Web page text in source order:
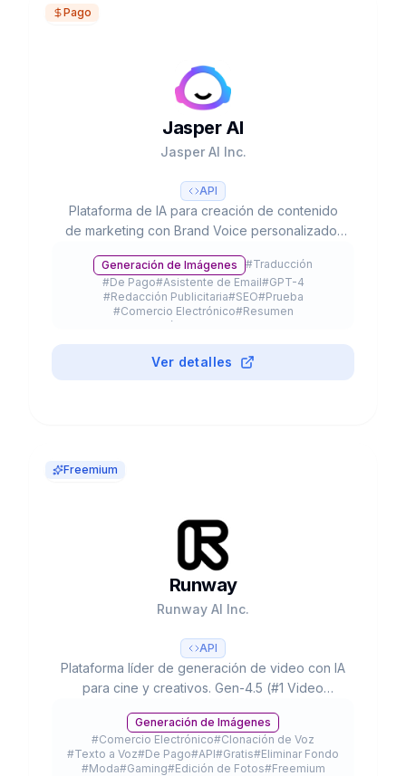
Pago
Jasper AI
Jasper AI Inc.
API
Plataforma de IA para creación de contenido
de marketing con Brand Voice personalizado,
en equipo. Usado por 20% del Fortune 500.
Generación de Imágenes #Traducción
#De Pago#Asistente de Email#GPT-4
#Redacción Publicitaria#SEO#Prueba
#Comercio Electrónico#Resumen
Extensión de Navegador
Ver detalles
Freemium
Runway
Runway AI Inc.
API
Plataforma líder de generación de video con IA
para cine y creativos. Gen-4.5 (#1 Video
300K+ clientes y valoración de $3B+.
Generación de Imágenes
#Comercio Electrónico#Clonación de Voz
#Texto a Voz#De Pago#API#Gratis#Eliminar Fondo
#Moda#Gaming#Edición de Fotos#Freemium